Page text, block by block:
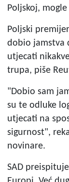
Poljskoj,
Poljski
dobio jamstva
utjecati
trupa, piše
"Dobio sam
su te odluke
utjecati na
sigurnost",
novinare.
SAD